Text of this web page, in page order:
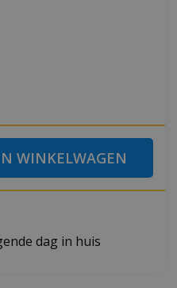
dag in huis